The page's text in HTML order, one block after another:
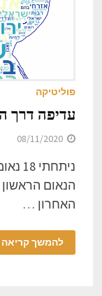
פוליטיקה
עדיפה דרך
08/11/2020
האחרון …
להמשך קריאה